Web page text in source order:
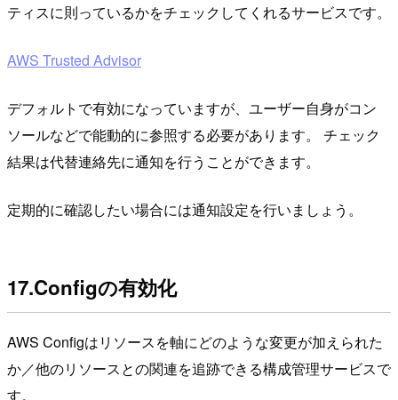
ティスに則っているかをチェックしてくれるサービスです。
AWS Trusted Advisor
デフォルトで有効になっていますが、ユーザー自身がコン
ソールなどで能動的に参照する必要があります。 チェック
結果は代替連絡先に通知を行うことができます。
定期的に確認したい場合には通知設定を行いましょう。
17.Configの有効化
AWS Configはリソースを軸にどのような変更が加えられた
か／他のリソースとの関連を追跡できる構成管理サービスで
す。